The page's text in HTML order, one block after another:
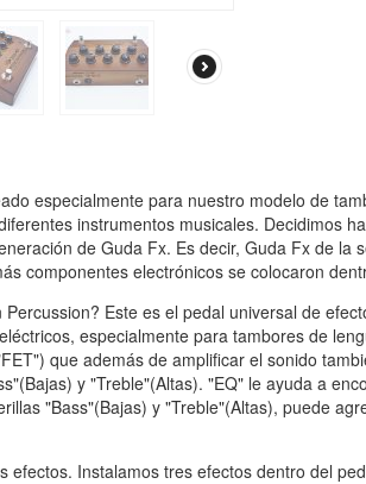
especialmente para nuestro modelo de
instrumentos musicales. Decidimos
de Guda Fx. Es decir, Guda Fx de la
componentes electrónicos se colocaron
Este es el pedal universal de
especialmente para tambores de
que además de amplificar el sonido
y "Treble"(Altas). "EQ" le ayuda a
"Bass"(Bajas) y "Treble"(Altas), puede
efectos. Instalamos tres efectos dentro del